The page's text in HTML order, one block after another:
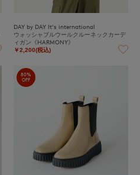
DAY by DAY It's international
ウォッシャブルウールクルーネックカーデ
ィガン《HARMONY》
￥2,200(税込)
80%
OFF